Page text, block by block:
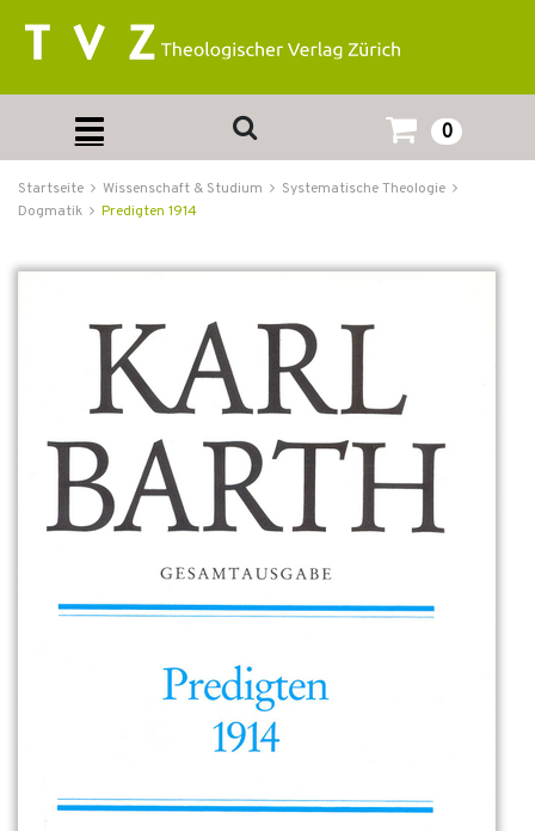
0
Startseite Wissenschaft & Studium
Systematische Theologie
Dogmatik
Predigten 1914